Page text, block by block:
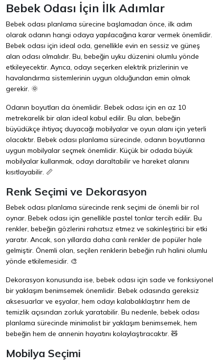
Bebek Odası İçin İlk Adımlar
Bebek odası planlama sürecine başlamadan önce, ilk adım
olarak odanın hangi odaya yapılacağına karar vermek önemlidir.
Bebek odası için ideal oda, genellikle evin en sessiz ve güneş
alan odası olmalıdır. Bu, bebeğin uyku düzenini olumlu yönde
etkileyecektir. Ayrıca, odayı seçerken elektrik prizlerinin ve
havalandırma sistemlerinin uygun olduğundan emin olmak
gerekir. 🌞
Odanın boyutları da önemlidir. Bebek odası için en az 10
metrekarelik bir alan ideal kabul edilir. Bu alan, bebeğin
büyüdükçe ihtiyaç duyacağı mobilyalar ve oyun alanı için yeterli
olacaktır. Bebek odası planlama sürecinde, odanın boyutlarına
uygun mobilyalar seçmek önemlidir. Küçük bir odada büyük
mobilyalar kullanmak, odayı daraltabilir ve hareket alanını
kısıtlayabilir. 📏
Renk Seçimi ve Dekorasyon
Bebek odası planlama sürecinde renk seçimi de önemli bir rol
oynar. Bebek odası için genellikle pastel tonlar tercih edilir. Bu
renkler, bebeğin gözlerini rahatsız etmez ve sakinleştirici bir etki
yaratır. Ancak, son yıllarda daha canlı renkler de popüler hale
gelmiştir. Önemli olan, seçilen renklerin bebeğin ruh halini olumlu
yönde etkilemesidir. 🎨
Dekorasyon konusunda ise, bebek odası için sade ve fonksiyonel
bir yaklaşım benimsemek önemlidir. Bebek odasında gereksiz
aksesuarlar ve eşyalar, hem odayı kalabalıklaştırır hem de
temizlik açısından zorluk yaratabilir. Bu nedenle, bebek odası
planlama sürecinde minimalist bir yaklaşım benimsemek, hem
bebeğin hem de annenin hayatını kolaylaştıracaktır. 🧸
Mobilya Seçimi